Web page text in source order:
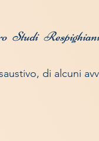
Studi
di alcuni